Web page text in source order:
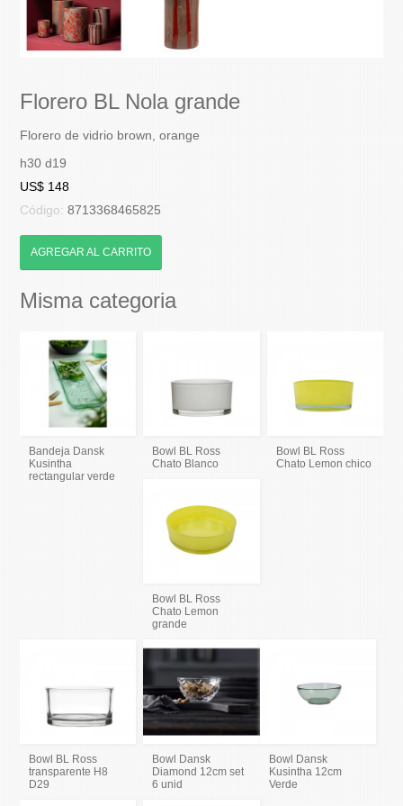
Florero BL Nola grande
Florero de vidrio brown, orange
h30 d19
US$ 148
Código:8713368465825
AGREGAR AL CARRITO
Misma categoria
Bandeja Dansk
Kusintha
rectangular verde
Bowl BL Ross
Chato Blanco
Bowl BL Ross
Chato Lemon chico
Bowl BL Ross
Chato Lemon
grande
Bowl BL Ross
transparente H8
D29
Bowl Dansk
Diamond 12cm set
6 unid
Bowl Dansk
Kusintha 12cm
Verde